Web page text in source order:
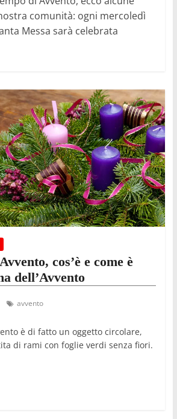
comunità: ogni mercoledì
Messa sarà celebrata
cos’è e come è
dell’Avvento
avvento
è di fatto un oggetto circolare,
di rami con foglie verdi senza fiori.